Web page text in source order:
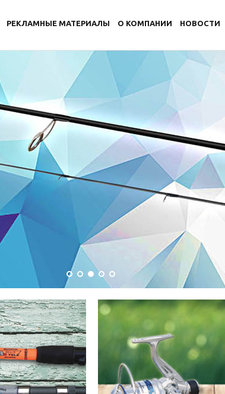
РЕКЛАМНЫЕ МАТЕРИАЛЫ О КОМПАНИИ НОВОСТИ